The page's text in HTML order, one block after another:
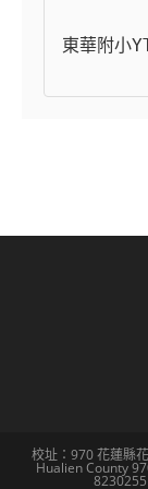
東華附小
校址：970 花蓮縣
Hualien County